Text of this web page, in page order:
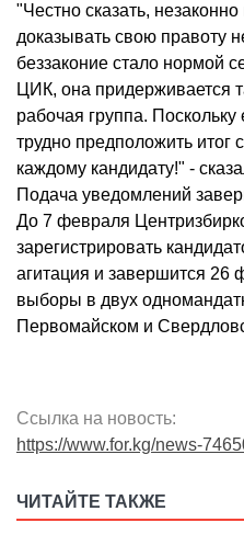
"Честно сказать,
доказывать свою правоту
беззаконие стало нормой
ЦИК, она придерживается
рабочая группа.
трудно предположить
каждому кандидату!" -
Подача уведомлений
До 7 февраля
зарегистрировать
агитация и завершится
выборы в двух
Первомайском и
Ссылка на новость:
https://www.for.kg/news-
ЧИТАЙТЕ ТАКЖЕ